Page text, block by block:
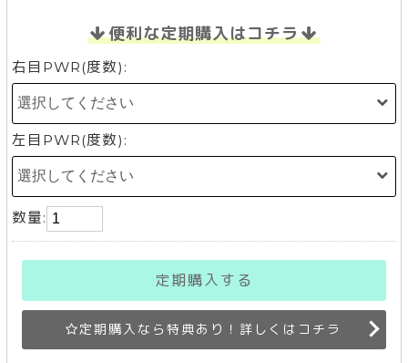
便利な定期購入はコチラ
右目PWR(度数):
左目PWR(度数):
数量:
定期購入する
定期購入なら特典あり！詳しくはコチラ